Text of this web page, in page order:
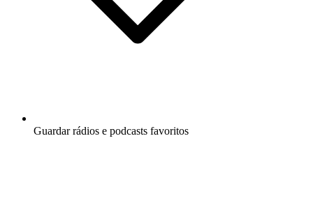
Guardar rádios e podcasts favoritos